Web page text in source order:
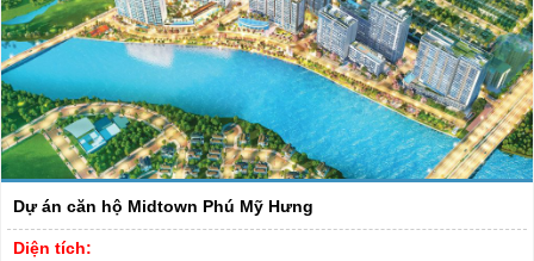
Dự án căn hộ Midtown Phú Mỹ Hưng
Diện tích: